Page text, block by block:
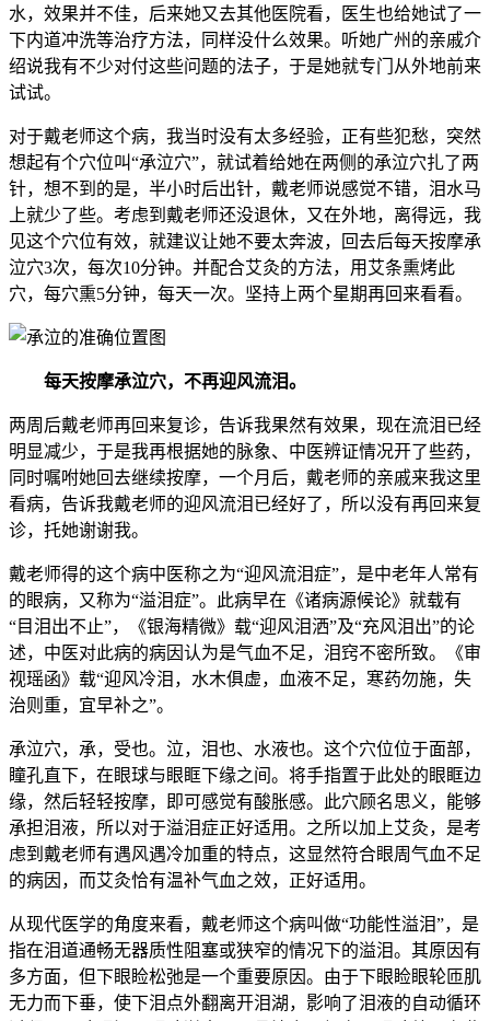
水，效果并不佳，后来她又去其他医院看，医生也给她试了一
下内道冲洗等治疗方法，同样没什么效果。听她广州的亲戚介
绍说我有不少对付这些问题的法子，于是她就专门从外地前来
试试。
对于戴老师这个病，我当时没有太多经验，正有些犯愁，突然
想起有个穴位叫“承泣穴”，就试着给她在两侧的承泣穴扎了两
针，想不到的是，半小时后出针，戴老师说感觉不错，泪水马
上就少了些。考虑到戴老师还没退休，又在外地，离得远，我
见这个穴位有效，就建议让她不要太奔波，回去后每天按摩承
泣穴3次，每次10分钟。并配合艾灸的方法，用艾条熏烤此
穴，每穴熏5分钟，每天一次。坚持上两个星期再回来看看。
每天按摩承泣穴，不再迎风流泪。
两周后戴老师再回来复诊，告诉我果然有效果，现在流泪已经
明显减少，于是我再根据她的脉象、中医辨证情况开了些药，
同时嘱咐她回去继续按摩，一个月后，戴老师的亲戚来我这里
看病，告诉我戴老师的迎风流泪已经好了，所以没有再回来复
诊，托她谢谢我。
戴老师得的这个病中医称之为“迎风流泪症”，是中老年人常有
的眼病，又称为“溢泪症”。此病早在《诸病源候论》就载有
“目泪出不止”，《银海精微》载“迎风泪洒”及“充风泪出”的论
述，中医对此病的病因认为是气血不足，泪窍不密所致。《审
视瑶函》载“迎风冷泪，水木俱虚，血液不足，寒药勿施，失
治则重，宜早补之”。
承泣穴，承，受也。泣，泪也、水液也。这个穴位位于面部，
瞳孔直下，在眼球与眼眶下缘之间。将手指置于此处的眼眶边
缘，然后轻轻按摩，即可感觉有酸胀感。此穴顾名思义，能够
承担泪液，所以对于溢泪症正好适用。之所以加上艾灸，是考
虑到戴老师有遇风遇冷加重的特点，这显然符合眼周气血不足
的病因，而艾灸恰有温补气血之效，正好适用。
从现代医学的角度来看，戴老师这个病叫做“功能性溢泪”，是
指在泪道通畅无器质性阻塞或狭窄的情况下的溢泪。其原因有
多方面，但下眼睑松弛是一个重要原因。由于下眼睑眼轮匝肌
无力而下垂，使下泪点外翻离开泪湖，影响了泪液的自动循环